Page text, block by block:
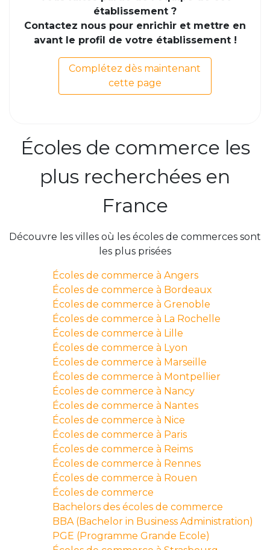
établissement ?
Contactez nous pour enrichir et mettre en
avant le profil de votre établissement !
Complétez dès maintenant
cette page
Écoles de commerce les
plus recherchées en
France
Découvre les villes où les écoles de commerces sont
les plus prisées
Écoles de commerce à Angers
Écoles de commerce à Bordeaux
Écoles de commerce à Grenoble
Écoles de commerce à La Rochelle
Écoles de commerce à Lille
Écoles de commerce à Lyon
Écoles de commerce à Marseille
Écoles de commerce à Montpellier
Écoles de commerce à Nancy
Écoles de commerce à Nantes
Écoles de commerce à Nice
Écoles de commerce à Paris
Écoles de commerce à Reims
Écoles de commerce à Rennes
Écoles de commerce à Rouen
Écoles de commerce
Bachelors des écoles de commerce
BBA (Bachelor in Business Administration)
PGE (Programme Grande Ecole)